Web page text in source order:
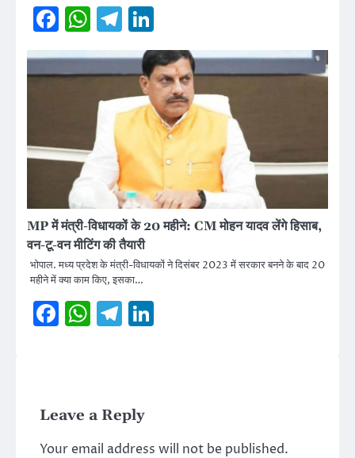
Facebook
WhatsApp
Telegram
MP में मंत्री-विधायकों के 20 महीने: CM मोहन यादव लेंगे हिसाब,
वन-टू-वन मीटिंग की तैयारी
भोपाल. मध्य प्रदेश के मंत्री-विधायकों ने दिसंबर 2023 में सरकार बनने के बाद 20
महीने में क्या काम किए, इसका…
Facebook
WhatsApp
Telegram
Leave a Reply
Your email address will not be published.